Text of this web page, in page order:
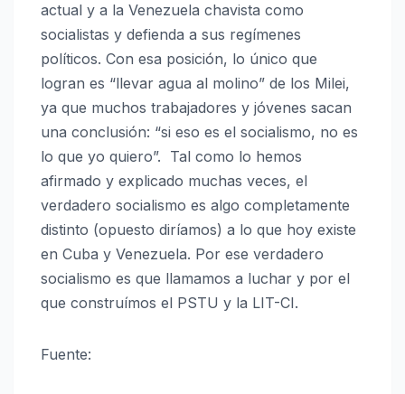
actual y a la Venezuela chavista como
socialistas y defienda a sus regímenes
políticos. Con esa posición, lo único que
logran es “llevar agua al molino” de los Milei,
ya que muchos trabajadores y jóvenes sacan
una conclusión: “si eso es el socialismo, no es
lo que yo quiero”. Tal como lo hemos
afirmado y explicado muchas veces, el
verdadero socialismo es algo completamente
distinto (opuesto diríamos) a lo que hoy existe
en Cuba y Venezuela. Por ese verdadero
socialismo es que llamamos a luchar y por el
que construímos el PSTU y la LIT-CI.
Fuente: